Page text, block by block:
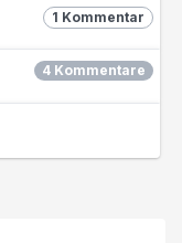
1 Kommentar
4 Kommentare